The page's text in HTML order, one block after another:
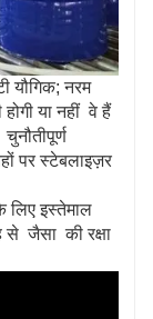
यौगिक; नरम
होगी या नहीं वे हैं
पर स्टेबलाइज़र
इस्तेमाल
से जैसा की रक्षा